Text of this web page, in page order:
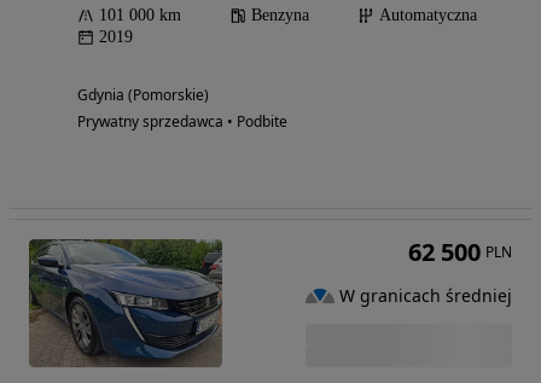
101 000 km Benzyna
Automatyczna
2019
Gdynia (Pomorskie)
Prywatny sprzedawca • Podbite
62 500 PLN
W granicach średniej